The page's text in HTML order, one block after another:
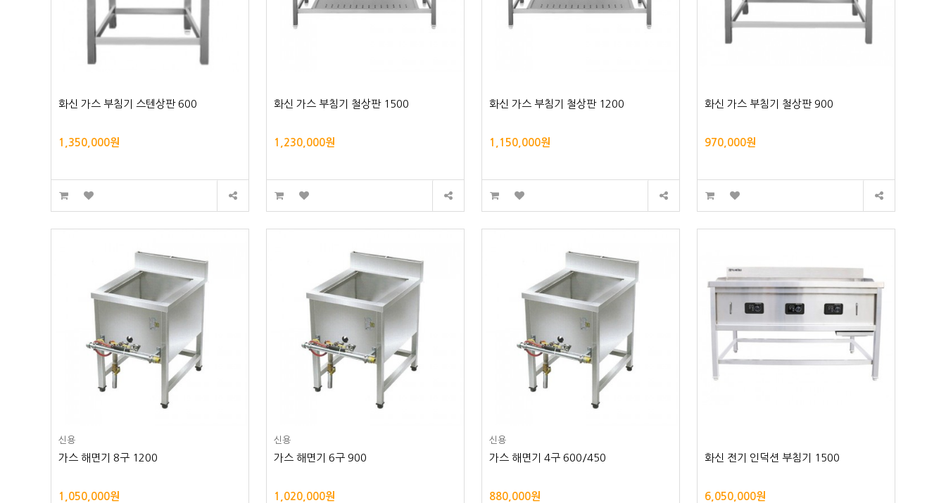
화신 가스 부침기 스텐상판 600
1,350,000원
화신 가스 부침기 철상판 1500
1,230,000원
화신 가스 부침기 철상판 1200
1,150,000원
화신 가스 부침기 철상판 900
970,000원
신용
가스 해면기 8구 1200
1,050,000원
신용
가스 해면기 6구 900
1,020,000원
신용
가스 해면기 4구 600/450
880,000원
화신 전기 인덕션 부침기 1500
6,050,000원